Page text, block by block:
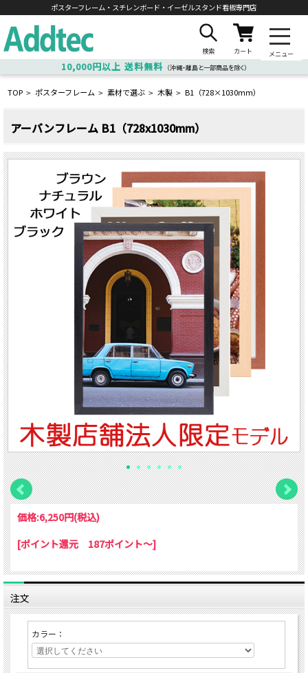
ポスターフレーム・スチレンボード・ イーゼルスタンド看板専門店
検索 カート メニュー
10,000円以上 送料無料 （沖縄・離島と一部商品を除く）
TOP > ポスターフレーム > 素材で選ぶ > 木製 > B1（728×1030ｍｍ）
アーバンフレーム B1（728x1030mm）
価格:6,250円(税込)
[ポイント還元 187ポイント～]
注文
カラー：